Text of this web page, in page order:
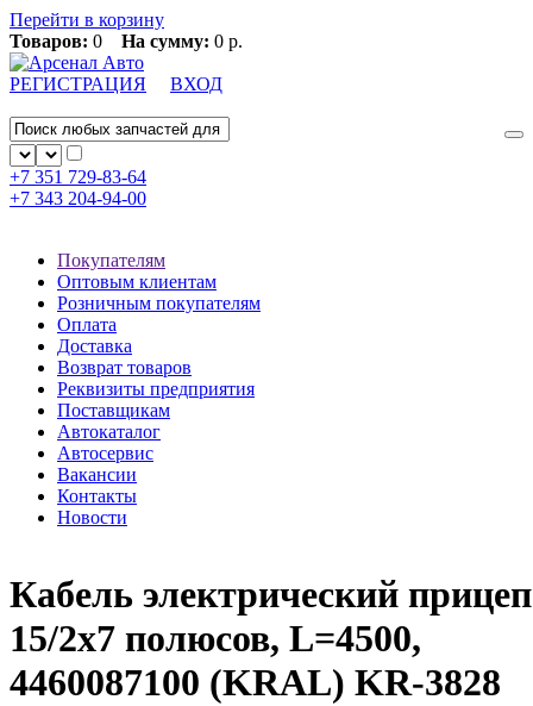
Перейти в корзину
Товаров: 0 На сумму: 0 р.
РЕГИСТРАЦИЯ ВХОД
+7 351 729-83-64
+7 343 204-94-00
Покупателям
Оптовым клиентам
Розничным покупателям
Оплата
Доставка
Возврат товаров
Реквизиты предприятия
Поставщикам
Автокаталог
Автосервис
Вакансии
Контакты
Новости
Кабель электрический
15/2x7 полюсов, L=4500,
4460087100 (KRAL) KR-3828